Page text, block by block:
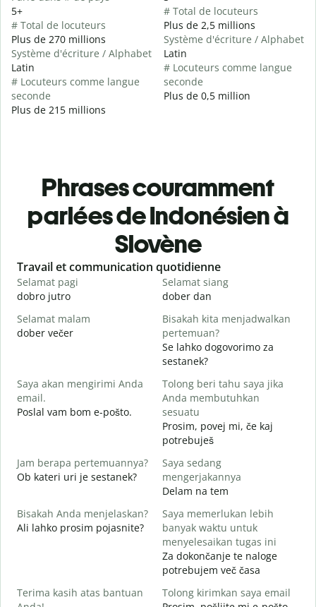
5+
# Total de locuteurs
Plus de 270 millions
Système d'écriture / Alphabet
Latin
# Locuteurs comme langue
seconde
Plus de 215 millions
# Total de locuteurs
Plus de 2,5 millions
Système d'écriture / Alphabet
Latin
# Locuteurs comme langue
seconde
Plus de 0,5 million
Phrases couramment
parlées de Indonésien à
Slovène
Slide 1 of 6
Travail et communication quotidienne
Selamat pagi
dobro jutro
Selamat siang
dober dan
Selamat malam
dober večer
Bisakah kita menjadwalkan
pertemuan?
Se lahko dogovorimo za
sestanek?
Saya akan mengirimi Anda
email.
Poslal vam bom e-pošto.
Tolong beri tahu saya jika
Anda membutuhkan
sesuatu
Prosim, povej mi, če kaj
potrebuješ
Jam berapa pertemuannya?
Ob kateri uri je sestanek?
Saya sedang
mengerjakannya
Delam na tem
Bisakah Anda menjelaskan?
Ali lahko prosim pojasnite?
Saya memerlukan lebih
banyak waktu untuk
menyelesaikan tugas ini
Za dokončanje te naloge
potrebujem več časa
Terima kasih atas bantuan
Tolong kirimkan saya email